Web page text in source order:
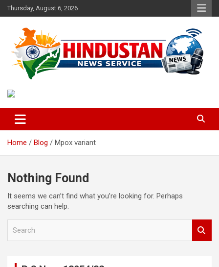
Skip
to
Thursday, August 6, 2026
Hindustan News Service
Home Blog Mpox variant
Nothing Found
It seems we can’t find what you’re looking for. Perhaps
searching can help.